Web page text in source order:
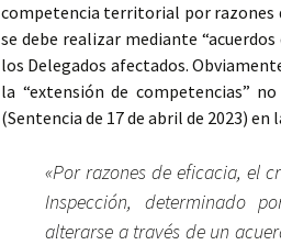
competencia territorial por razones
se debe realizar mediante
los Delegados afectados.
la “extensión de competencias”
(Sentencia de 17 de abril de 2023) en
«Por razones de eficacia, el
Inspección, determinado
alterarse a través de un